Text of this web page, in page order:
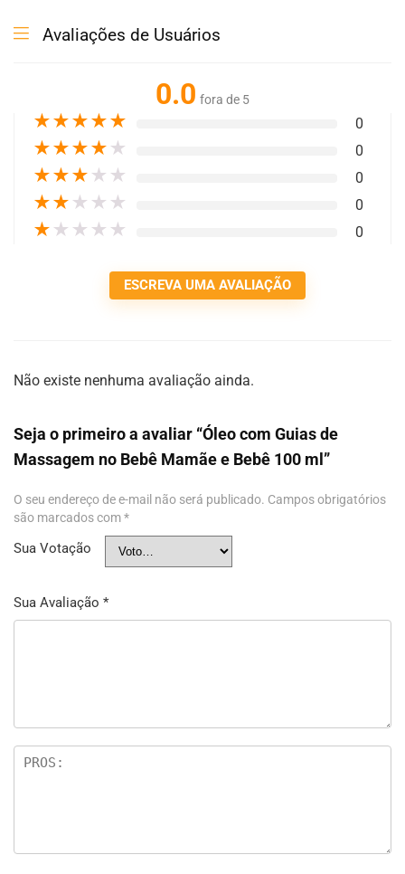
Avaliações de Usuários
0.0 fora de 5
★★★★★ 0
★★★★ ★ 0
★★★ ★ ★ 0
★★ ★ ★ ★ 0
★ ★ ★ ★ ★ 0
ESCREVA UMA AVALIAÇÃO
Não existe nenhuma avaliação ainda.
Seja o primeiro a avaliar “Óleo com Guias de
Massagem no Bebê Mamãe e Bebê 100 ml”
O seu endereço de e-mail não será publicado. Campos obrigatórios
são marcados com*
Sua Votação
Sua Avaliação *